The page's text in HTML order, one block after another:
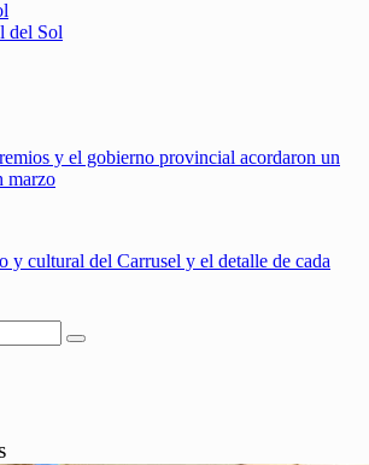
del Sol
y el gobierno provincial acordaron un
marzo
y cultural del Carrusel y el detalle de cada